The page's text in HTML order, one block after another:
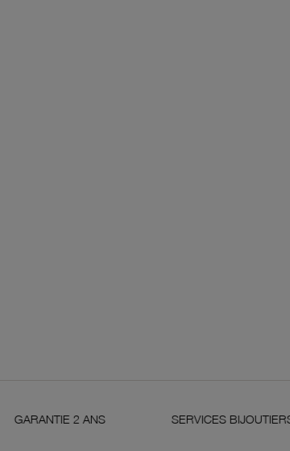
2 ANS SERVICES BIJOUTIERS ET